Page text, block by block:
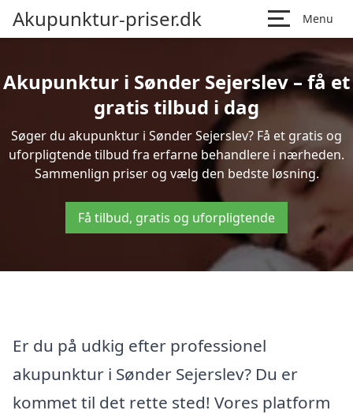
Akupunktur-priser.dk Menu
Akupunktur i Sønder Sejerslev – få et
gratis tilbud i dag
Søger du akupunktur i Sønder Sejerslev? Få et gratis og
uforpligtende tilbud fra erfarne behandlere i nærheden.
Sammenlign priser og vælg den bedste løsning.
Få tilbud, gratis og uforpligtende
Er du på udkig efter professionel
akupunktur i Sønder Sejerslev? Du er
kommet til det rette sted! Vores platform